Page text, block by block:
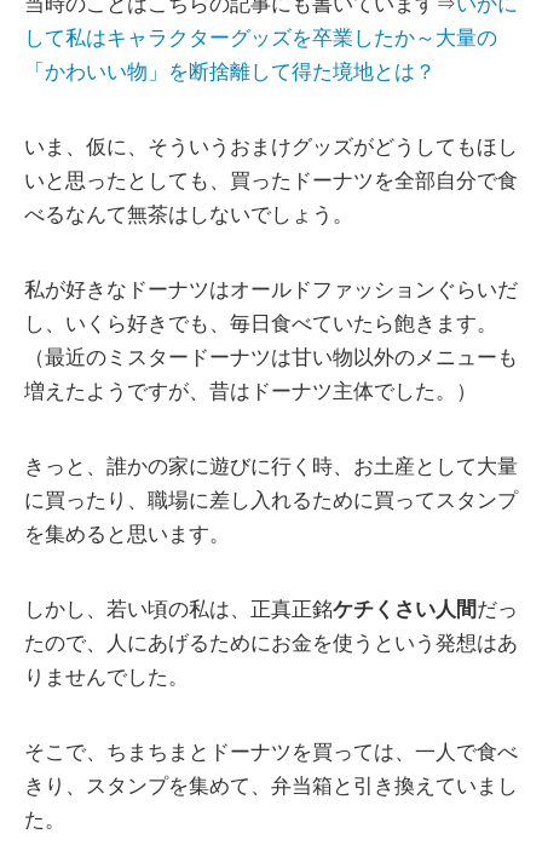
して私はキャラクターグッズを卒業したか～大量の
「かわいい物」を断捨離して得た境地とは？
いま、仮に、そういうおまけグッズがどうしてもほし
いと思ったとしても、買ったドーナツを全部自分で食
べるなんて無茶はしないでしょう。
私が好きなドーナツはオールドファッションぐらいだ
し、いくら好きでも、毎日食べていたら飽きます。
（最近のミスタードーナツは甘い物以外のメニューも
増えたようですが、昔はドーナツ主体でした。）
きっと、誰かの家に遊びに行く時、お土産として大量
に買ったり、職場に差し入れるために買ってスタンプ
を集めると思います。
しかし、若い頃の私は、正真正銘ケチくさい人間だっ
たので、人にあげるためにお金を使うという発想はあ
りませんでした。
そこで、ちまちまとドーナツを買っては、一人で食べ
きり、スタンプを集めて、弁当箱と引き換えていまし
た。